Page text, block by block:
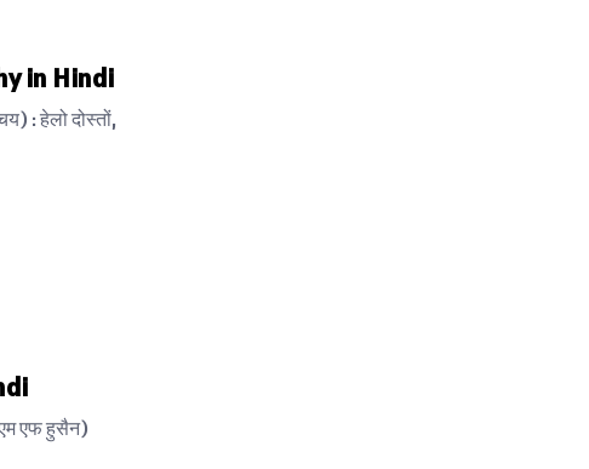
in Hindi
: हेलो दोस्तों,
एफ हुसैन)